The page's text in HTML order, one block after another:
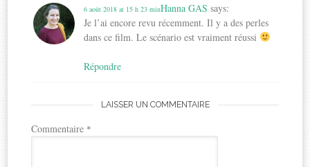
Hanna GAS says:
6 août 2018 at 15 h 23 min
Je l’ai encore revu récemment. Il y a des perles
dans ce film. Le scénario est vraiment réussi
Répondre
LAISSER UN COMMENTAIRE
Commentaire *